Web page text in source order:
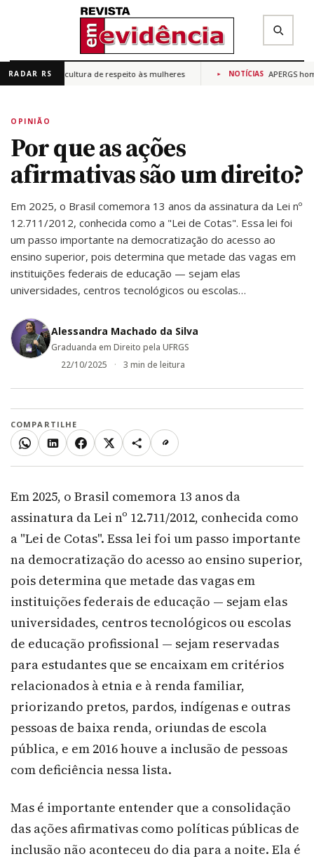
Buscar na Revista Em Evidência
RADAR RS
promover cultura de respeito às mulheres NOTÍCIAS APERGS
OPINIÃO
Por que as ações
afirmativas são um direito?
Em 2025, o Brasil comemora 13 anos da assinatura da Lei nº
12.711/2012, conhecida como a "Lei de Cotas". Essa lei foi
um passo importante na democratização do acesso ao
ensino superior, pois determina que metade das vagas em
instituições federais de educação — sejam elas
universidades, centros tecnológicos ou escolas…
Alessandra Machado da Silva
Graduanda em Direito pela UFRGS
22/10/2025
3 min de leitura
COMPARTILHE
WhatsAppLinkedInFacebook
X Mais Copiar link
Em 2025, o Brasil comemora 13 anos da
assinatura da Lei nº 12.711/2012, conhecida como
a "Lei de Cotas". Essa lei foi um passo importante
na democratização do acesso ao ensino superior,
pois determina que metade das vagas em
instituições federais de educação — sejam elas
universidades, centros tecnológicos ou escolas
de educação profissional — sejam reservadas
para estudantes que se encaixam em critérios
relacionados à etnia e à renda familiar,
priorizando pretos, pardos, indígenas e outras
pessoas de baixa renda, oriundas de escola
pública, e em 2016 houve a inclusão de pessoas
com deficiência nessa lista.
Mas é importante entender que a consolidação
das ações afirmativas como políticas públicas de
inclusão não aconteceu do dia para a noite. Ela é